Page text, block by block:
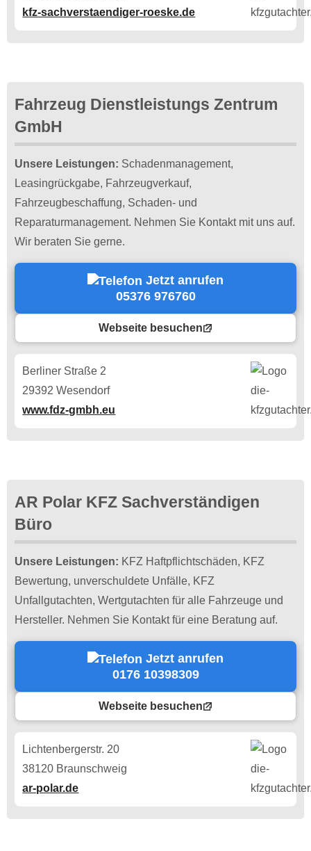
kfz-sachverstaendiger-roeske.de
Fahrzeug Dienstleistungs Zentrum
GmbH
Unsere Leistungen: Schadenmanagement,
Leasingrückgabe, Fahrzeugverkauf,
Fahrzeugbeschaffung, Schaden- und
Reparaturmanagement. Nehmen Sie Kontakt mit uns auf.
Wir beraten Sie gerne.
Jetzt anrufen
05376 976760
Webseite besuchen
Berliner Straße 2
29392 Wesendorf
www.fdz-gmbh.eu
AR Polar KFZ Sachverständigen
Büro
Unsere Leistungen: KFZ Haftpflichtschäden, KFZ
Bewertung, unverschuldete Unfälle, KFZ
Unfallgutachten, Wertgutachten für alle Fahrzeuge und
Hersteller. Nehmen Sie Kontakt für eine Beratung auf.
Jetzt anrufen
0176 10398309
Webseite besuchen
Lichtenbergerstr. 20
38120 Braunschweig
ar-polar.de